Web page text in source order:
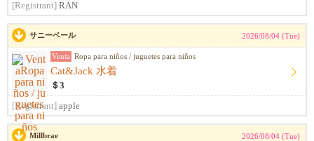
[Registrant] RAN
サニーベール 2026/08/04 (Tue)
Venta Ropa para niños / juguetes para niños
Cat&Jack 水着
＄3
[Registrant] apple
Millbrae 2026/08/04 (Tue)